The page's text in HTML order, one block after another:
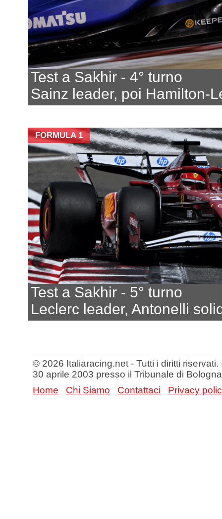
Test a Sakhir - 4° turno
Sainz leader, poi Hamilton-
FORMULA 1
Test a Sakhir - 5° turno
Leclerc leader, Antonelli
© 2026 Italiaracing.net - Tutti i diritti
30 aprile 2003 presso il Tribunale di Bologna
Home
Chi Siamo Contattaci Privacy